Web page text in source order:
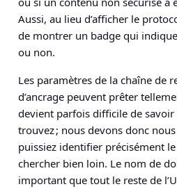
Aussi, au lieu d’afficher le
de montrer un badge qui
ou non.
Les paramètres de la chaîne de
d’ancrage peuvent prêter
devient parfois difficile de
trouvez ; nous devons donc
puissiez identifier précisément
chercher bien loin. Le nom de
important que tout le reste de